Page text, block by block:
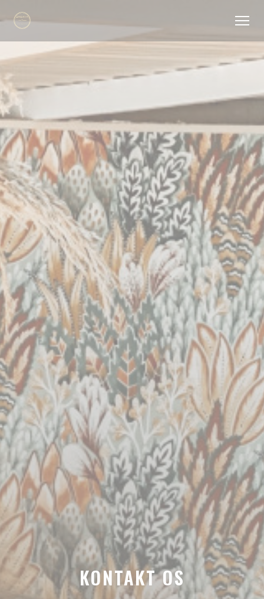
KONTAKT OS